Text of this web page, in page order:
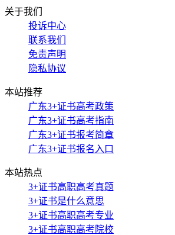
关于我们
投诉中心
联系我们
免责声明
隐私协议
本站推荐
广东3+证书高考政策
广东3+证书高考指南
广东3+证书报考简章
广东3+证书报名入口
本站热点
3+证书高职高考真题
3+证书是什么意思
3+证书高职高考专业
3+证书高职高考院校